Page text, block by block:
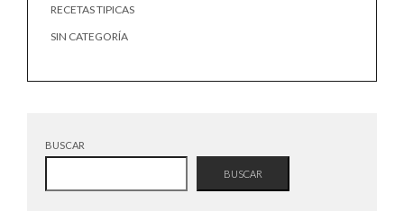
RECETAS TIPICAS
SIN CATEGORÍA
BUSCAR
BUSCAR